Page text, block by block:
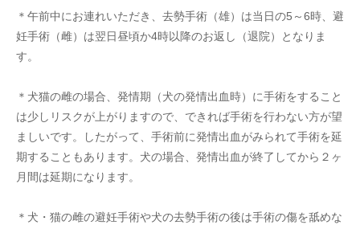
＊午前中にお連れいただき、去勢手術（雄）は当日の5～6時、避
妊手術（雌）は翌日昼頃か4時以降のお返し（退院）となりま
す。
＊犬猫の雌の場合、発情期（犬の発情出血時）に手術をすること
は少しリスクが上がりますので、できれば手術を行わない方が望
ましいです。したがって、手術前に発情出血がみられて手術を延
期することもあります。犬の場合、発情出血が終了してから２ヶ
月間は延期になります。
＊犬・猫の雌の避妊手術や犬の去勢手術の後は手術の傷を舐めな